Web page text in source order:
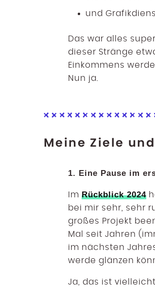
und
Das war alles
dieser Stränge
Einkommens
Nun ja.
Meine Ziele
1. Eine Pause im
ImRückblick 2024
bei mir sehr, sehr
großes Projekt
Mal seit Jahren
im nächsten
werdeglänzen
Ja, das ist